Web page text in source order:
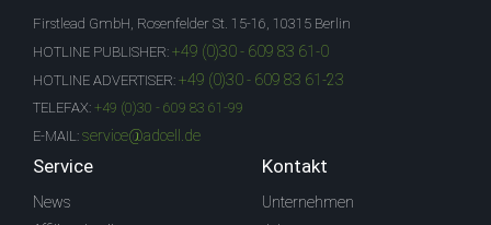
Firstlead GmbH, Rosenfelder St. 15-16, 10315 Berlin
HOTLINE PUBLISHER: +49 (0)30 - 609 83 61-0
HOTLINE ADVERTISER: +49 (0)30 - 609 83 61-23
TELEFAX: +49 (0)30 - 609 83 61-99
E-MAIL: service@adcell.de
Service
News
Kontakt
Unternehmen